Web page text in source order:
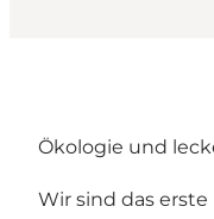
Ökologie und
Wir sind das erste